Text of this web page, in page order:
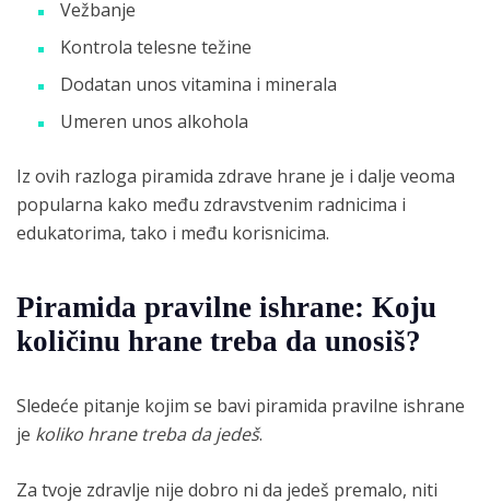
Vežbanje
Kontrola telesne težine
Dodatan unos vitamina i minerala
Umeren unos alkohola
Iz ovih razloga piramida zdrave hrane je i dalje veoma
popularna kako među zdravstvenim radnicima i
edukatorima, tako i među korisnicima.
Piramida pravilne ishrane: Koju
količinu hrane treba da unosiš?
Sledeće pitanje kojim se bavi piramida pravilne ishrane
je koliko hrane treba da jedeš.
Za tvoje zdravlje nije dobro ni da jedeš premalo, niti